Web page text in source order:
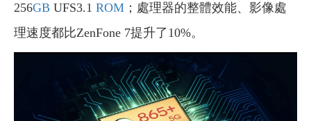
256GB UFS3.1 ROM ；處理器的整體效能、影像處
理速度都比ZenFone 7提升了10%。